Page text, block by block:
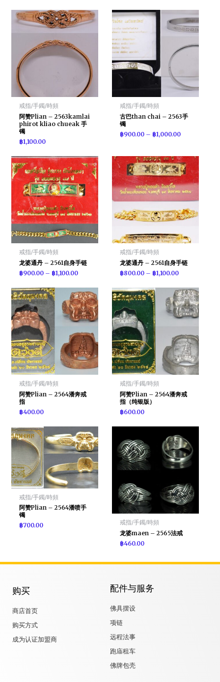
戒指/手鐲/時頻
阿赞Plian – 2563kamlai
phirot kliao chueak 手
镯
฿1,100.00
戒指/手鐲/時頻
古巴than chai – 2563手
镯
฿900.00 – ฿1,000.00
戒指/手鐲/時頻
龙婆通丹 – 2561自身手链
฿900.00 – ฿1,100.00
戒指/手鐲/時頻
龙婆通丹 – 2561自身手链
฿800.00 – ฿1,100.00
戒指/手鐲/時頻
阿赞Plian – 2564潘奔戒
指
฿400.00
戒指/手鐲/時頻
阿赞Plian – 2564潘奔戒
指（纯银版）
฿600.00
戒指/手鐲/時頻
阿赞Plian – 2564潘喷手
镯
฿700.00 戒指/手鐲/時頻
龙婆maen – 2565法戒
฿460.00
购买
商店首页
购买方式
成为认证加盟商
配件与服务
佛具摆设
项链
远程法事
跑庙租车
佛牌包壳